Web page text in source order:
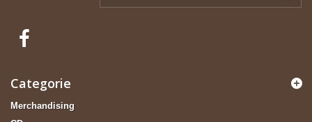
Categorie
Merchandising